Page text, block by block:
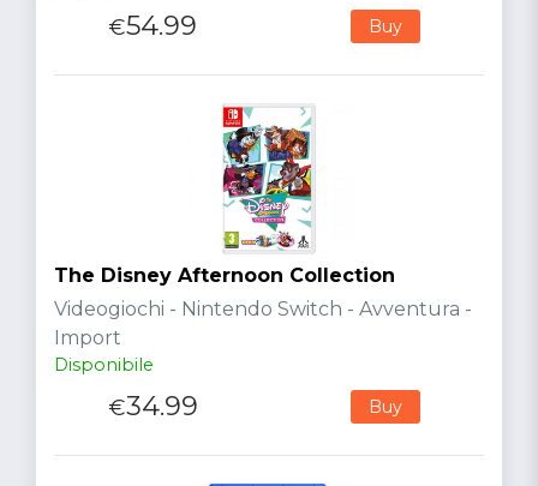
€54.99 Buy
The Disney Afternoon Collection
Videogiochi - Nintendo Switch - Avventura -
Import
Disponibile
€34.99 Buy